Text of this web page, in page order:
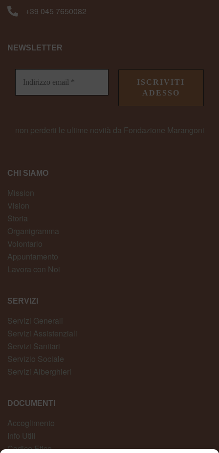
+39 045 7650082
CHI SIAMO
Mission
Vision
Storia
Organigramma
Volontario
Appuntamento
Lavora con Noi
SERVIZI
Servizi Generali
Servizi Assistenziali
Servizi Sanitari
Servizio Sociale
Servizi Alberghieri
DOCUMENTI
Accoglimento
Info Utili
Codice Etico
NEWSLETTER
non perderti le ultime novità da Fondazione Marangoni